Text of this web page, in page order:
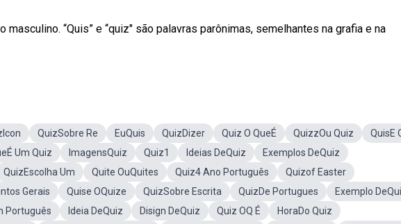
masculino. “Quis” e “quiz" são palavras parônimas, semelhantes na grafia e na
QuizSobre Re EuQuis QuizDizer Quiz O QueÉ QuizzOu Quiz
QuisE
Um Quiz ImagensQuiz Quiz1 Ideias DeQuiz
Exemplos DeQuiz
QuizEscolha Um Quite OuQuites Quiz4 Ano Português
Quizof Easter
Gerais Quise OQuize QuizSobre Escrita QuizDe Portugues
Exemplo
Português Ideia DeQuiz Disign DeQuiz Quiz OQ É
HoraDo Quiz